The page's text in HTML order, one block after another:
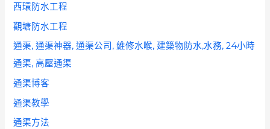
西環防水工程
觀塘防水工程
通渠, 通渠神器, 通渠公司, 維修水喉, 建築物防水,水務, 24小時
通渠, 高壓通渠
通渠博客
通渠教學
通渠方法